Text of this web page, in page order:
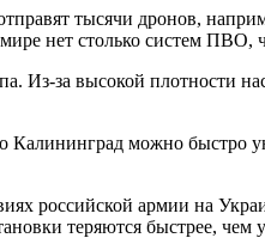
тысячи дронов,
нет столько систем ПВО,
Из-за высокой плотности
Калининград можно
российской армии на
теряются быстрее, чем